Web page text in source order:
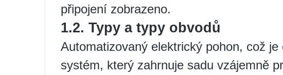
připojení zobrazeno.
1.2. Typy a typy obvodů
Automatizovaný elektrický pohon, což
systém, který zahrnuje sadu vzájemně